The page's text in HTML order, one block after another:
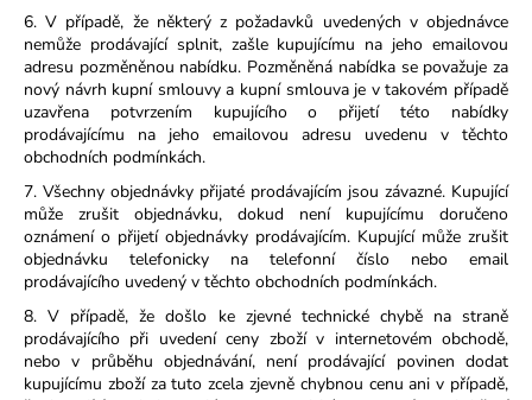
6. V případě, že některý z požadavků uvedených v objednávce
nemůže prodávající splnit, zašle kupujícímu na jeho emailovou
adresu pozměněnou nabídku. Pozměněná nabídka se považuje za
nový návrh kupní smlouvy a kupní smlouva je v takovém případě
uzavřena potvrzením kupujícího o přijetí této nabídky
prodávajícímu na jeho emailovou adresu uvedenu v těchto
obchodních podmínkách.
7. Všechny objednávky přijaté prodávajícím jsou závazné. Kupující
může zrušit objednávku, dokud není kupujícímu doručeno
oznámení o přijetí objednávky prodávajícím. Kupující může zrušit
objednávku telefonicky na telefonní číslo nebo email
prodávajícího uvedený v těchto obchodních podmínkách.
8. V případě, že došlo ke zjevné technické chybě na straně
prodávajícího při uvedení ceny zboží v internetovém obchodě,
nebo v průběhu objednávání, není prodávající povinen dodat
kupujícímu zboží za tuto zcela zjevně chybnou cenu ani v případě,